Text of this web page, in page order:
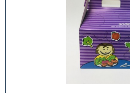
disso, a entrega das
feita de acordo com as
entregues no prazo
caixinhas personalizadasAs
delivery oferecem uma série
clientes, como:Confiança